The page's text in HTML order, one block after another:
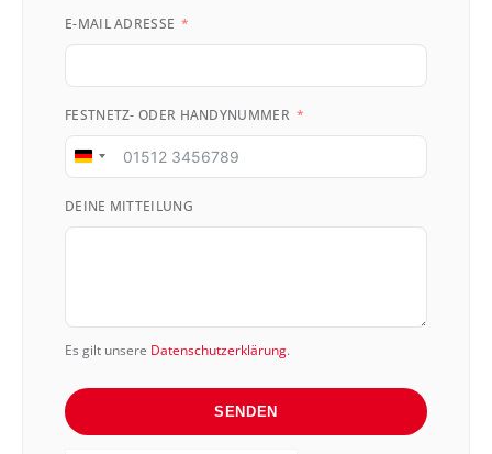
E-MAIL ADRESSE
FESTNETZ- ODER HANDYNUMMER
Germany
DEINE MITTEILUNG
Es gilt unsere Datenschutzerklärung.
SENDEN